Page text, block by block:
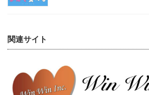
関連サイト